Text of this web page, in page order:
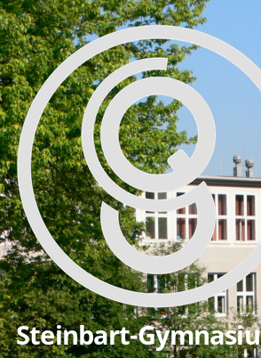
Zum
Inhalt
springen
Steinbart-